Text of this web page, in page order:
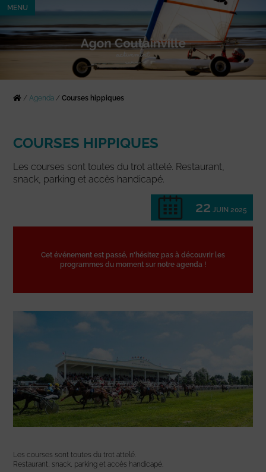
MENU
/Agenda /Courses hippiques
COURSES HIPPIQUES
Les courses sont toutes du trot attelé. Restaurant,
snack, parking et accès handicapé.
22 JUIN 2025
Cet événement est passé, n'hésitez pas à découvrir les
programmes du moment sur notre agenda !
Les courses sont toutes du trot attelé.
Restaurant, snack, parking et accès handicapé.